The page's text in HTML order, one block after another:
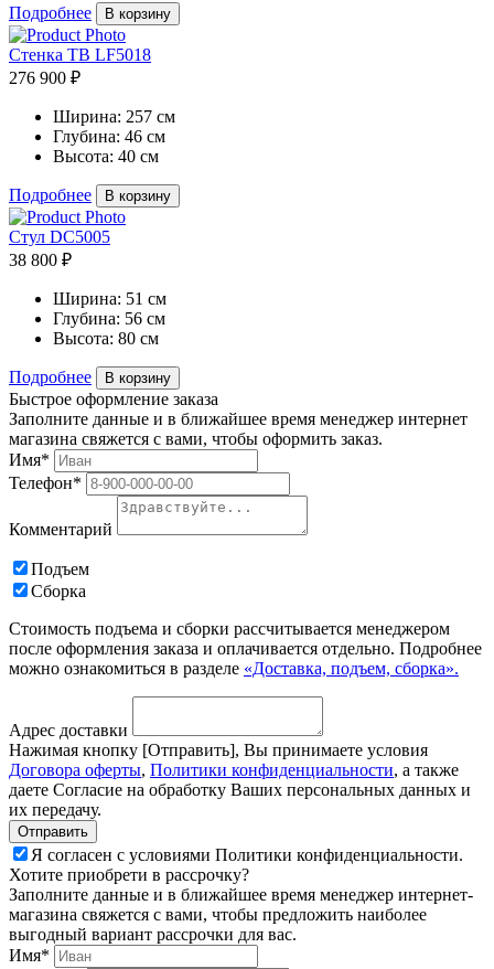
Подробнее В корзину
Стенка ТВ LF5018
276 900 ₽
Ширина: 257 см
Глубина: 46 см
Высота: 40 см
Подробнее В корзину
Стул DC5005
38 800 ₽
Ширина: 51 см
Глубина: 56 см
Высота: 80 см
Подробнее В корзину
Быстрое оформление заказа
Заполните данные и в ближайшее время менеджер интернет
магазина свяжется с вами, чтобы оформить заказ.
Имя*
Телефон*
Комментарий
Подъем
Сборка
Стоимость подъема и сборки рассчитывается менеджером
после оформления заказа и оплачивается отдельно. Подробнее
можно ознакомиться в разделе «Доставка, подъем, сборка».
Адрес доставки
Нажимая кнопку [Отправить], Вы принимаете условия
Договора оферты, Политики конфиденциальности, а также
даете Согласие на обработку Ваших персональных данных и
их передачу.
Я согласен с условиями Политики конфиденциальности.
Хотите приобрети в рассрочку?
Заполните данные и в ближайшее время менеджер интернет-
магазина свяжется с вами, чтобы предложить наиболее
выгодный вариант рассрочки для вас.
Имя*